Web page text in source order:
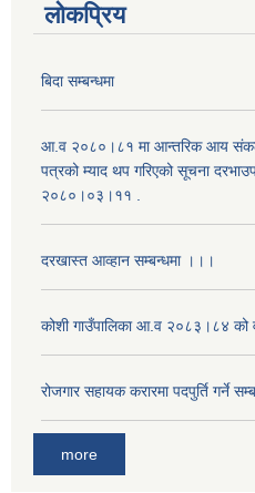
लोकप्रिय
बिदा सम्बन्धमा
आ.व २०८०।८१ मा आन्तरिक आय संकलन
पत्रको म्याद थप गरिएको सूचना
२०८०।०३।११ .
दरखास्त आव्हान सम्बन्धमा ।।।
कोशी गाउँपालिका आ.व २०८३।८४ को
रोजगार सहायक करारमा पदपुर्ति गर्ने
more